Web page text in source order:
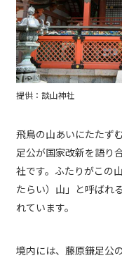
提供：談山神社
飛鳥の山あいにたたず
足公が国家改新を語り
社です。ふたりがこの
たらい）山」と呼ばれ
れています。
境内には、藤原鎌足公